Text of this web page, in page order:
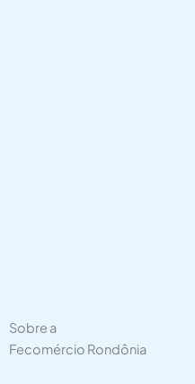
Sobre a
Fecomércio Rondônia